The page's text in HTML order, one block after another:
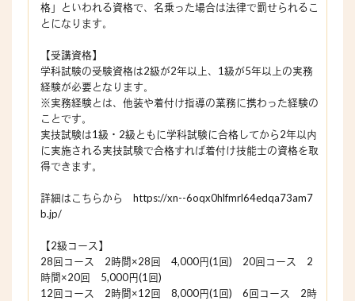
格」といわれる資格で、名乗った場合は法律で罰せられるこ
とになります。
【受講資格】
学科試験の受験資格は2級が2年以上、1級が5年以上の実務
経験が必要となります。
※実務経験とは、他装や着付け指導の業務に携わった経験の
ことです。
実技試験は1級・2級ともに学科試験に合格してから2年以内
に実施される実技試験で合格すれば着付け技能士の資格を取
得できます。
詳細はこちらから https://xn--6oqx0hlfmrl64edqa73am7
b.jp/
【2級コース】
28回コース 2時間×28回 4,000円(1回) 20回コース 2
時間×20回 5,000円(1回)
12回コース 2時間×12回 8,000円(1回) 6回コース 2時